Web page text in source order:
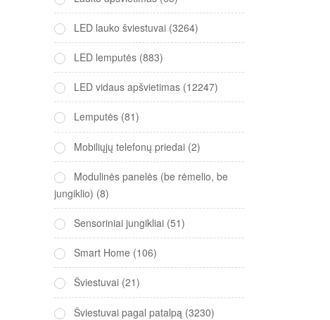
LED lauko šviestuvai (3264)
LED lemputės (883)
LED vidaus apšvietimas (12247)
Lemputės (81)
Mobiliųjų telefonų priedai (2)
Modulinės panelės (be rėmelio, be
jungiklio) (8)
Sensoriniai jungikliai (51)
Smart Home (106)
Šviestuvai (21)
Šviestuvai pagal patalpą (3230)